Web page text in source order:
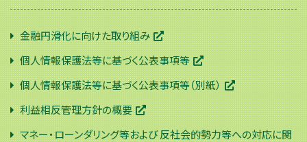
金融円滑化に向けた取り組み
個人情報保護法等に基づく公表事項等
個人情報保護法等に基づく公表事項等（別紙）
利益相反管理方針の概要
マネー・ローンダリング等および 反社会的勢力等への対応に関